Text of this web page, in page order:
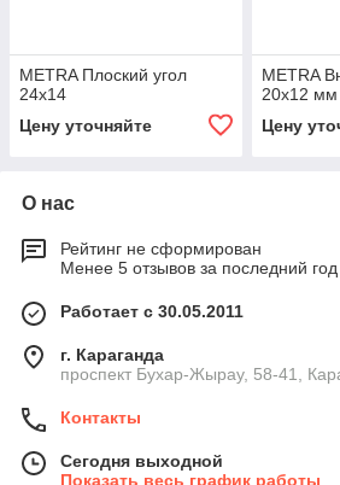
METRA Плоский угол
24х14
Цену уточняйте
METRA
20x12 мм
Цену
О нас
Рейтинг не сформирован
Менее 5 отзывов за последний год
Работает с 30.05.2011
г. Караганда
проспект Бухар-Жырау, 58-41,
Контакты
Сегодня выходной
Показать весь график работы